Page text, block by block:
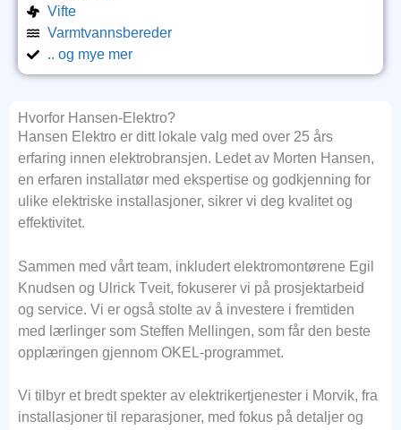
Vifte
Varmtvannsbereder
.. og mye mer
Hvorfor Hansen-Elektro?
Hansen Elektro er ditt lokale valg med over 25 års
erfaring innen elektrobransjen. Ledet av Morten Hansen,
en erfaren installatør med ekspertise og godkjenning for
ulike elektriske installasjoner, sikrer vi deg kvalitet og
effektivitet.
Sammen med vårt team, inkludert elektromontørene Egil
Knudsen og Ulrick Tveit, fokuserer vi på prosjektarbeid
og service. Vi er også stolte av å investere i fremtiden
med lærlinger som Steffen Mellingen, som får den beste
opplæringen gjennom OKEL-programmet.
Vi tilbyr et bredt spekter av elektrikertjenester i Morvik, fra
installasjoner til reparasjoner, med fokus på detaljer og